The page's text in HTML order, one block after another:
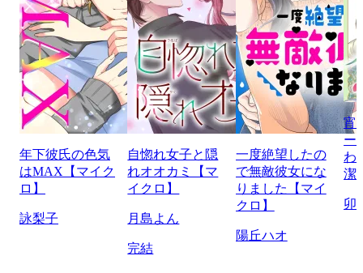
年下彼氏の色気
はMAX【マイク
ロ】
詠梨子
自惚れ女子と隠
れオオカミ【マ
イクロ】
月島よん
完結
一度絶望したの
で無敵彼女にな
りました【マイ
クロ】
陽丘ハオ
宵
ー
わ
潔
卯